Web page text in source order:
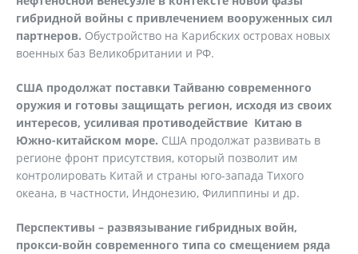
гибридной войны с привлечением вооруженных сил
партнеров. Обустройство на Карибских островах новых
военных баз Великобритании и РФ.
США продолжат поставки Тайваню современного
оружия и готовы защищать регион, исходя из своих
интересов, усиливая противодействие Китаю в
Южно-китайском море. США продолжат развивать в
регионе фронт присутствия, который позволит им
контролировать Китай и страны юго-запада Тихого
океана, в частности, Индонезию, Филиппины и др.
Перспективы – развязывание гибридных войн,
прокси-войн современного типа со смещением ряда